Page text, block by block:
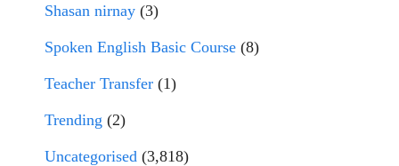
Shasan nirnay (3)
Spoken English Basic Course (8)
Teacher Transfer (1)
Trending (2)
Uncategorised (3,818)